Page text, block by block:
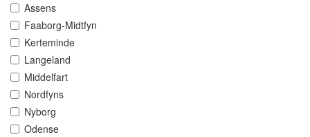
Assens
Faaborg-Midtfyn
Kerteminde
Langeland
Middelfart
Nordfyns
Nyborg
Odense